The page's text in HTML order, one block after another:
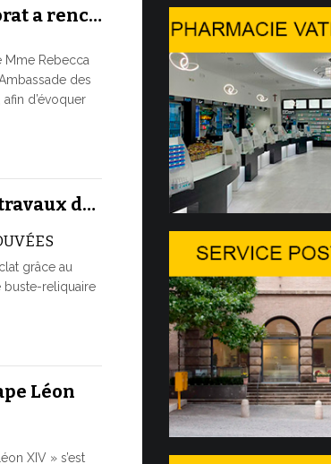
a renc…
Mme Rebecca
des
d’évoquer
d…
grâce au
buste-reliquaire
Léon
XIV » s’est
Table
Moment
ronde...
Genèv…
LA
À L’ÈRE
Dans le
Genève,
9 JUILLET, 2026